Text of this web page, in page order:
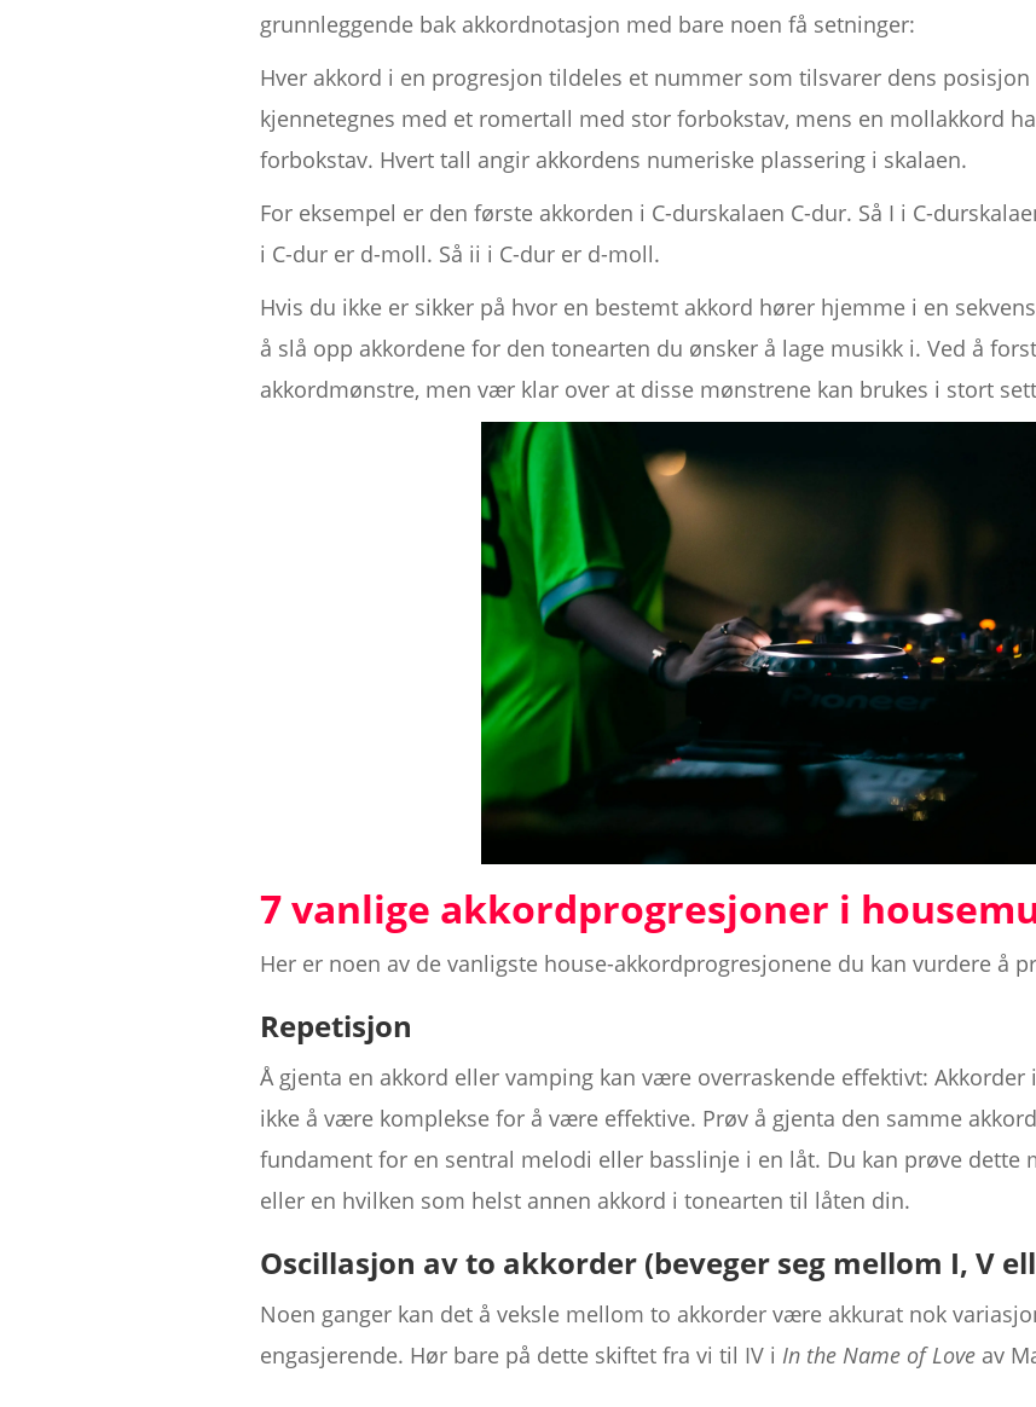
grunnleggende bak akkordnotasjon med bare noen få setninger:
Hver akkord i en progresjon tildeles et nummer som tilsvarer dens posisjon
kjennetegnes med et romertall med stor forbokstav, mens en mollakkord
forbokstav. Hvert tall angir akkordens numeriske plassering i skalaen.
For eksempel er den første akkorden i C-durskalaen C-dur. Så I i C-
i C-dur er d-moll. Så ii i C-dur er d-moll.
Hvis du ikke er sikker på hvor en bestemt akkord hører hjemme i en
å slå opp akkordene for den tonearten du ønsker å lage musikk i. Ved å
akkordmønstre, men vær klar over at disse mønstrene kan brukes i stort
7 vanlige akkordprogresjoner i
Her er noen av de vanligste house-akkordprogresjonene du kan vurdere å
Repetisjon
Å gjenta en akkord eller vamping kan være overraskende effektivt:
ikke å være komplekse for å være effektive. Prøv å gjenta den samme
fundament for en sentral melodi eller basslinje i en låt. Du kan prøve dette
eller en hvilken som helst annen akkord i tonearten til låten din.
Oscillasjon av to akkorder (beveger seg mellom I, V
Noen ganger kan det å veksle mellom to akkorder være akkurat nok
engasjerende. Hør bare på dette skiftet fra vi til IV i In the Name of Love av